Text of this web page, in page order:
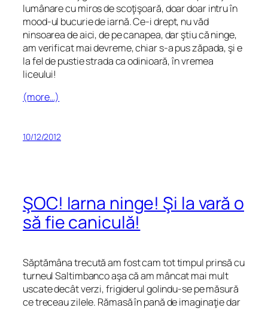
lumânare cu miros de scoţişoară, doar doar intru în
mood-ul bucurie de iarnă. Ce-i drept, nu văd
ninsoarea de aici, de pe canapea, dar ştiu că ninge,
am verificat mai devreme, chiar s-a pus zăpada, şi e
la fel de pustie strada ca odinioară, în vremea
liceului!
(more…)
10/12/2012
ŞOC! Iarna ninge! Şi la vară o
să fie caniculă!
Săptămâna trecută am fost cam tot timpul prinsă cu
turneul Saltimbanco aşa că am mâncat mai mult
uscate decât verzi, frigiderul golindu-se pe măsură
ce treceau zilele. Rămasă în pană de imaginaţie dar